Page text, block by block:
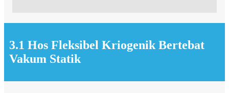
3.1 Hos Fleksibel Kriogenik Bertebat
Vakum Statik